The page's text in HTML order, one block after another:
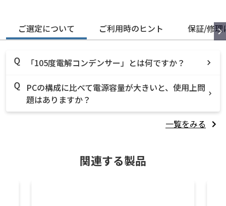
ご選定について ご利用時のヒント 保証/修理
「105度電解コンデンサー」とは何ですか？
PCの構成に比べて電源容量が大きいと、使用上問
題はありますか？
一覧をみる
関連する製品